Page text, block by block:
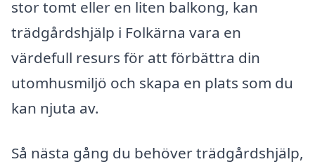
stor tomt eller en liten balkong, kan
trädgårdshjälp i Folkärna vara en
värdefull resurs för att förbättra din
utomhusmiljö och skapa en plats som du
kan njuta av.
Så nästa gång du behöver trädgårdshjälp,